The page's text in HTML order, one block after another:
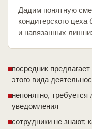
Дадим понятную
кондитерского
и навязанных
посредник
этого вида
непонятно,
уведомления
сотрудники не знают,